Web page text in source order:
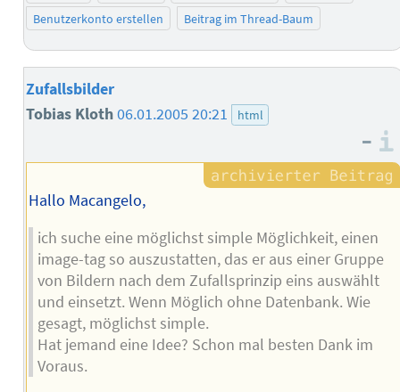
Benutzerkonto erstellen
Beitrag im Thread-Baum
Zufallsbilder
Tobias Kloth06.01.2005 20:21 html
–
Hallo Macangelo,
ich suche eine möglichst simple Möglichkeit, einen
image-tag so auszustatten, das er aus einer Gruppe
von Bildern nach dem Zufallsprinzip eins auswählt
und einsetzt. Wenn Möglich ohne Datenbank. Wie
gesagt, möglichst simple.
Hat jemand eine Idee? Schon mal besten Dank im
Voraus.